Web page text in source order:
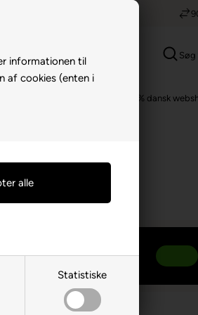
informationen til
af cookies (enten i
Statistiske
Søg
100% dansk
online!
varer for 499,00 DKK eller
og betingelser gælder